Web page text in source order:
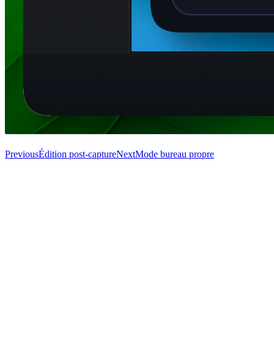
PreviousÉdition post-captureNextMode bureau propre